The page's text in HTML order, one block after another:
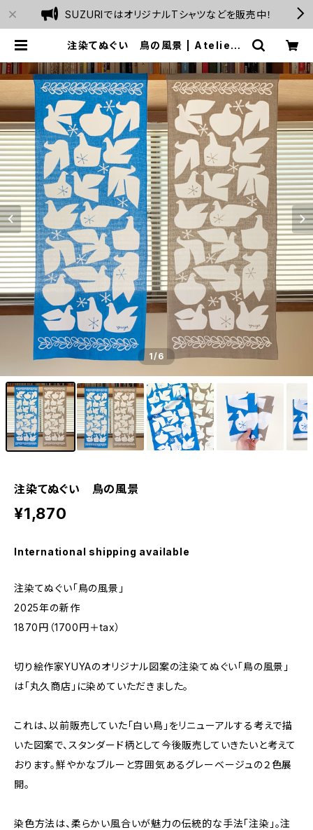
SUZURIではオリジナルTシャツなどを販売中！
注染てぬぐい 鳥の風景 | Atelier F
1/6
注染てぬぐい 鳥の風景
¥1,870
International shipping available
注染てぬぐい「鳥の風景」
2025年の新作
1870円（1700円＋tax）
切り絵作家YUYAのオリジナル図案の注染てぬぐい「鳥の風景」
は「丸久商店」に染めていただきました。
これは、以前販売していた「白い鳥」をリニューアルする考えで描
いた図案で、スタンダード柄として今後販売していきたいと考えて
おります。鮮やかなブルーと雰囲気あるグレーベージュの２色展
開。
染色方法は、柔らかい風合いが魅力の伝統的な手法「注染」。注